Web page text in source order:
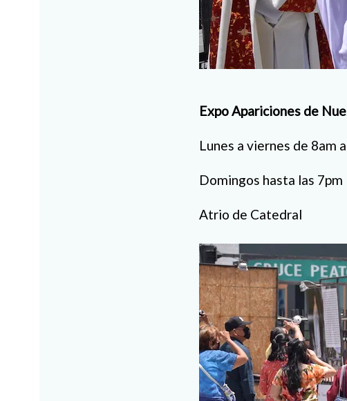
Expo Apariciones de
Lunes a viernes de 8am
Domingos hasta las 7pm
Atrio de Catedral